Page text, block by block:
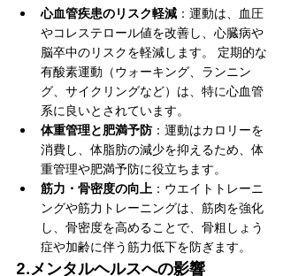
心血管疾患のリスク軽減 ：運動は、血圧
やコレステロール値を改善し、心臓病や
脳卒中のリスクを軽減します。 定期的な
有酸素運動（ウォーキング、ランニン
グ、サイクリングなど）は、特に心血管
系に良いとされています。
体重管理と肥満予防：運動はカロリーを
消費し、体脂肪の減少を抑えるため、体
重管理や肥満予防に役立ちます。
筋力・骨密度の向上 ：ウエイトトレーニ
ングや筋力トレーニングは、筋肉を強化
し、骨密度を高めることで、骨粗しょう
症や加齢に伴う筋力低下を防ぎます。
2.メンタルヘルスへの影響